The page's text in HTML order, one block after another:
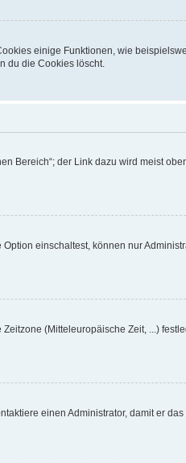
einige Funktionen, wie
du die Cookies löscht.
Bereich“; der Link dazu wird meist
einschaltest, können nur
(Mitteleuropäische Zeit, ...)
einen Administrator, damit er